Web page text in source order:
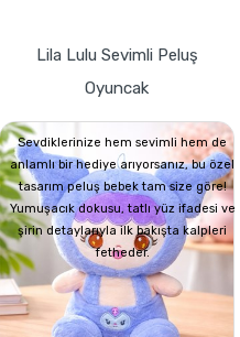
Lila Lulu Sevimli Peluş
Oyuncak
Sevdiklerinize hem sevimli hem de
anlamlı bir hediye arıyorsanız, bu özel
tasarım peluş bebek tam size göre!
Yumuşacık dokusu, tatlı yüz ifadesi ve
şirin detaylarıyla ilk bakışta kalpleri
fetheder.